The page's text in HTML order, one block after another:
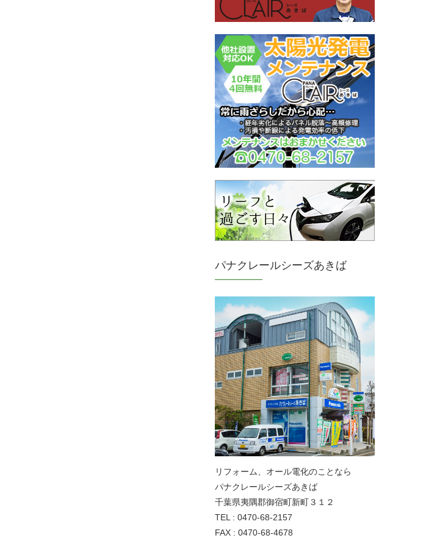
パナクレールシーズあきば
リフォーム、オール電化のことなら
パナクレールシーズあきば
千葉県夷隅郡御宿町新町３１２
TEL : 0470-68-2157
FAX : 0470-68-4678